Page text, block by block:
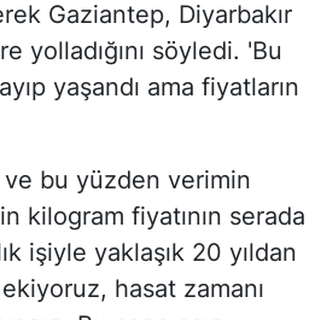
Gaziantep, Diyarbakır
yolladığını söyledi. 'Bu
yaşandı ama fiyatların
ve bu yüzden verimin
kilogram fiyatının serada
işiyle yaklaşık 20 yıldan
hasat zamanı